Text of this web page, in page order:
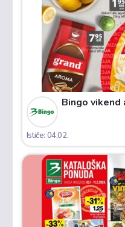
Bingo vikend
Ističe: 04.02.